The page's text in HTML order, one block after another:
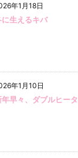
年1月18日
に生えるキバ
年1月10日
年早々、ダブルヒー